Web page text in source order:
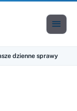

dzienne sprawy